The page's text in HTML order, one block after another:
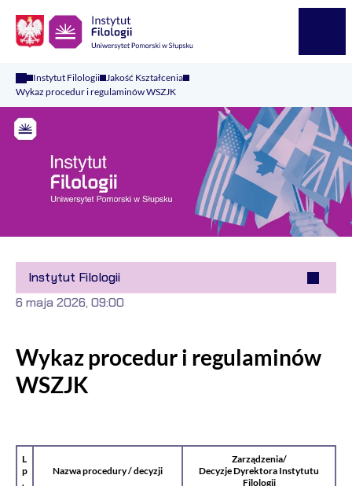
Instytut Filologii Jakość Kształcenia
Wykaz procedur i regulaminów WSZJK
Instytut Filologii
Wykaz procedur i regulaminów
WSZJK
6 maja 2026, 09:00
L
p
.
Nazwa procedury / decyzji
Zarządzenia/
Decyzje Dyrektora Instytutu
Filologii